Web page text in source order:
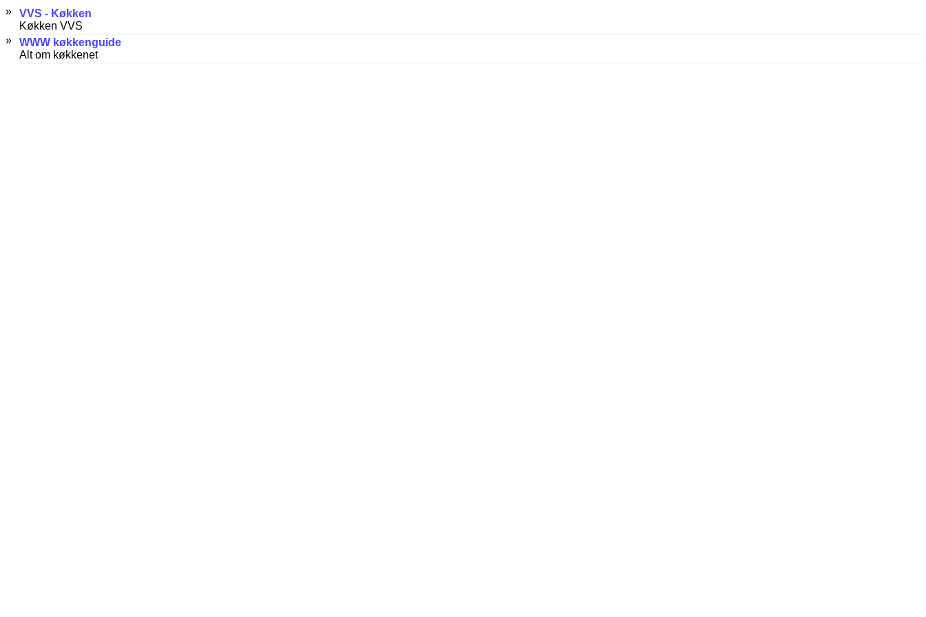
»
VVS - Køkken
Køkken VVS
»
WWW køkkenguide
Alt om køkkenet